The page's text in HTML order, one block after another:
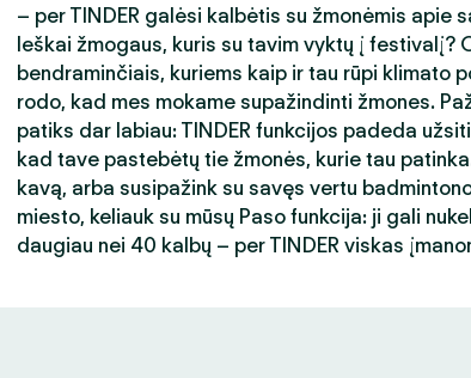
– per TINDER galėsi kalbėtis su žmonėmis apie
Ieškai žmogaus, kuris su tavim vyktų į festivalį?
bendraminčiais, kuriems kaip ir tau rūpi klimato
rodo, kad mes mokame supažindinti žmones.
patiks dar labiau: TINDER funkcijos padeda
kad tave pastebėtų tie žmonės, kurie tau
kavą, arba susipažink su savęs vertu
miesto, keliauk su mūsų Paso funkcija: ji gali
daugiau nei 40 kalbų – per TINDER viskas